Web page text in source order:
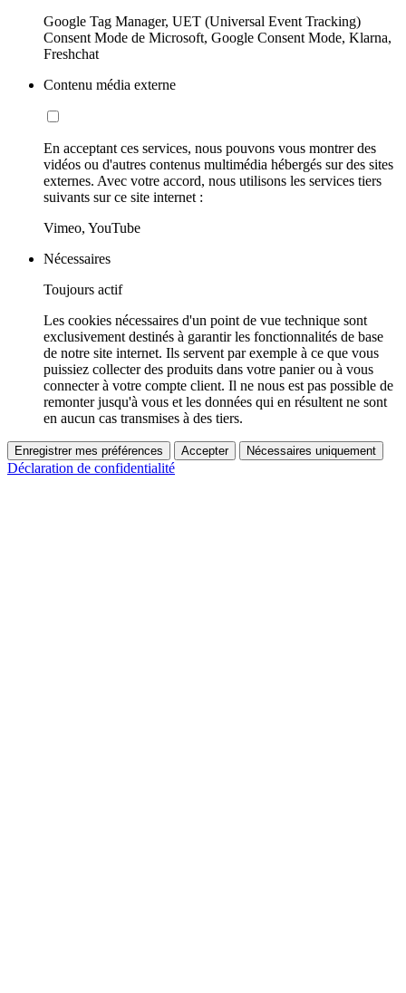
Google Tag Manager, UET (Universal Event Tracking)
Consent Mode de Microsoft, Google Consent Mode, Klarna,
Freshchat
Contenu média externe
En acceptant ces services, nous pouvons vous montrer des
vidéos ou d'autres contenus multimédia hébergés sur des sites
externes. Avec votre accord, nous utilisons les services tiers
suivants sur ce site internet :
Vimeo, YouTube
Nécessaires
Toujours actif
Les cookies nécessaires d'un point de vue technique sont
exclusivement destinés à garantir les fonctionnalités de base
de notre site internet. Ils servent par exemple à ce que vous
puissiez collecter des produits dans votre panier ou à vous
connecter à votre compte client. Il ne nous est pas possible de
remonter jusqu'à vous et les données qui en résultent ne sont
en aucun cas transmises à des tiers.
Enregistrer mes préférences Accepter Nécessaires uniquement
Déclaration de confidentialité